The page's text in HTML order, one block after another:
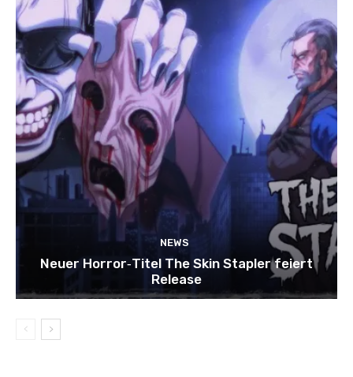
NEWS
Neuer Horror‑Titel The Skin Stapler feiert
Release